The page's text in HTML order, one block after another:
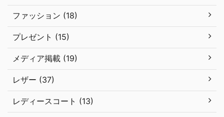
ファッション (18)
プレゼント (15)
メディア掲載 (19)
レザー (37)
レディースコート (13)